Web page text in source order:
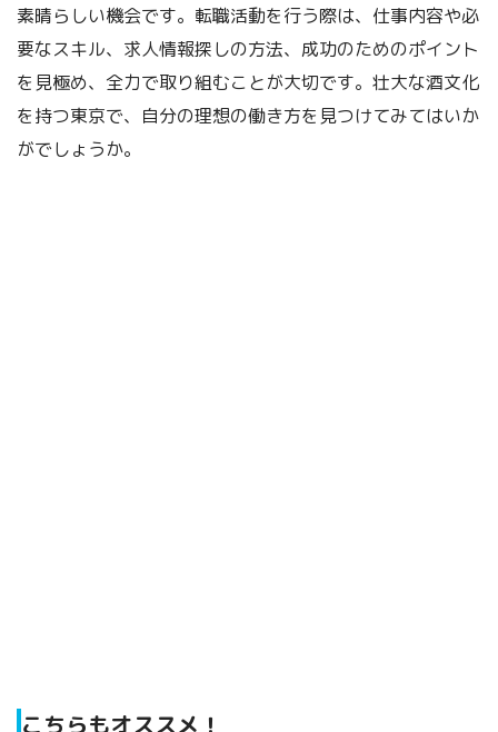
素晴らしい機会です。転職活動を行う際は、仕事内容や必
要なスキル、求人情報探しの方法、成功のためのポイント
を見極め、全力で取り組むことが大切です。壮大な酒文化
を持つ東京で、自分の理想の働き方を見つけてみてはいか
がでしょうか。
こちらもオススメ！